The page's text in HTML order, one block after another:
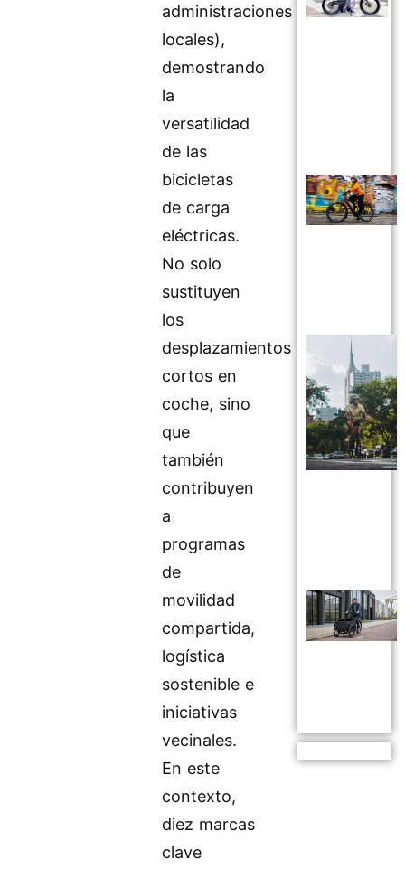
administraciones
locales),
demostrando
la
versatilidad
de las
bicicletas
de carga
eléctricas.
No solo
sustituyen
los
desplazamientos
cortos en
coche, sino
que
también
contribuyen
a
programas
de
movilidad
compartida,
logística
sostenible e
iniciativas
vecinales.
En este
contexto,
diez marcas
clave